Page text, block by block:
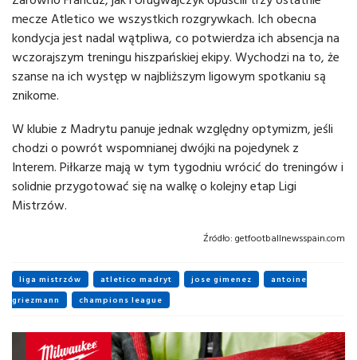
mecze Atletico we wszystkich rozgrywkach. Ich obecna
kondycja jest nadal wątpliwa, co potwierdza ich absencja na
wczorajszym treningu hiszpańskiej ekipy. Wychodzi na to, że
szanse na ich występ w najbliższym ligowym spotkaniu są
znikome.
W klubie z Madrytu panuje jednak względny optymizm, jeśli
chodzi o powrót wspomnianej dwójki na pojedynek z
Interem. Piłkarze mają w tym tygodniu wrócić do treningów i
solidnie przygotować się na walkę o kolejny etap Ligi
Mistrzów.
Źródło: getfootballnewsspain.com
liga mistrzów atletico madryt jose gimenez
antoine
griezmann
champions league